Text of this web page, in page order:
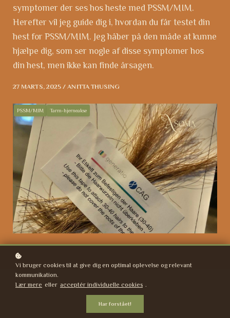
symptomer der ses hos heste med PSSM/MIM.
Herefter vil jeg guide dig i, hvordan du får testet din
hest for PSSM/MIM. Jeg håber på den måde at kunne
hjælpe dig, som ser nogle af disse symptomer hos
din hest, men ikke kan finde årsagen.
27 MARTS, 2025 / ANITTA THUSING
PSSM/MIM Tarm-hjerneakse
Vi bruger cookies til at give dig en optimal oplevelse og relevant
kommunikation.
Lær mere eller acceptér individuelle cookies .
Har forstået!